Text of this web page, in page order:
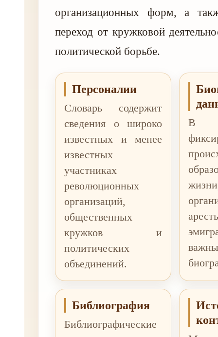
организационных форм, а
переход от кружковой
политической борьбе.
Персоналии
Словарь содержит
сведения о широко
известных и менее
известных
участниках
революционных
организаций,
общественных
кружков и
политических
объединений.
В
Библиография
Библиографические